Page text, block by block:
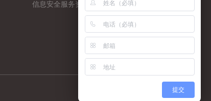
信息安全服务资质
分行业客户
提交